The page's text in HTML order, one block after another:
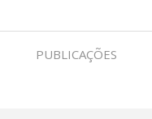
PUBLICAÇÕES